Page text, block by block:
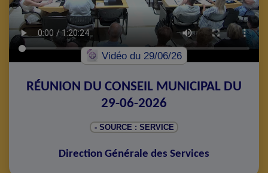
Vidéodu 29/06/26
RÉUNION DU CONSEIL MUNICIPAL DU
29-06-2026
- SOURCE : SERVICE
Direction Générale des Services